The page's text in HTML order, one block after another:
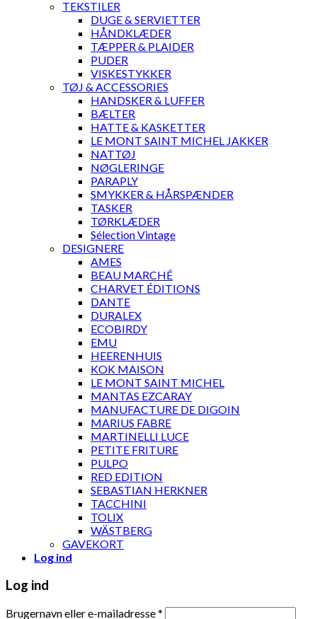
TEKSTILER
DUGE & SERVIETTER
HÅNDKLÆDER
TÆPPER & PLAIDER
PUDER
VISKESTYKKER
TØJ & ACCESSORIES
HANDSKER & LUFFER
BÆLTER
HATTE & KASKETTER
LE MONT SAINT MICHEL JAKKER
NATTØJ
NØGLERINGE
PARAPLY
SMYKKER & HÅRSPÆNDER
TASKER
TØRKLÆDER
Sélection Vintage
DESIGNERE
AMES
BEAU MARCHÉ
CHARVET ÉDITIONS
DANTE
DURALEX
ECOBIRDY
EMU
HEERENHUIS
KOK MAISON
LE MONT SAINT MICHEL
MANTAS EZCARAY
MANUFACTURE DE DIGOIN
MARIUS FABRE
MARTINELLI LUCE
PETITE FRITURE
PULPO
RED EDITION
SEBASTIAN HERKNER
TACCHINI
TOLIX
WÄSTBERG
GAVEKORT
Log ind
Log ind
Brugernavn eller e-mailadresse*